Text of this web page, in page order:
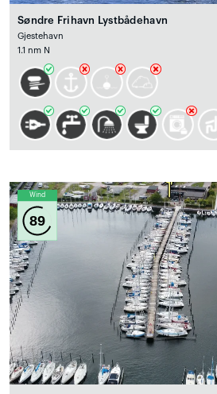
Søndre Frihavn Lystbådehavn
Gjestehavn
1.1 nm N
Wind
89